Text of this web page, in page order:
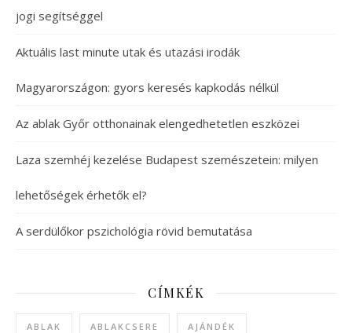
jogi segítséggel
Aktuális last minute utak és utazási irodák
Magyarországon: gyors keresés kapkodás nélkül
Az ablak Győr otthonainak elengedhetetlen eszközei
Laza szemhéj kezelése Budapest szemészetein: milyen
lehetőségek érhetők el?
A serdülőkor pszichológia rövid bemutatása
CÍMKÉK
ABLAK ABLAKCSERE AJÁNDÉK